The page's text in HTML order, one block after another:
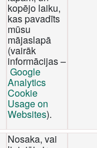
kopējo laiku,
kas pavadīts
mūsu
mājaslapā
(vairāk
informācijas –
Google
Analytics
Cookie
Usage on
Websites).
Nosaka, vai